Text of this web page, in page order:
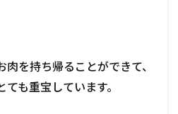
肉を持ち帰ることができて、
も重宝しています。